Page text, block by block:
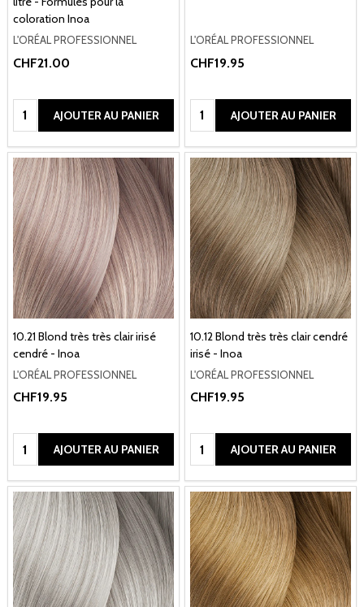
coloration Inoa
L'ORÉAL PROFESSIONNEL
CHF21.00
Quantité:AJOUTER AU PANIER
L'ORÉAL PROFESSIONNEL
CHF19.95
Quantité:AJOUTER AU PANIER
10.21 Blond très très clair irisé
cendré - Inoa
L'ORÉAL PROFESSIONNEL
CHF19.95
Quantité:AJOUTER AU PANIER
10.12 Blond très très clair cendré
irisé - Inoa
L'ORÉAL PROFESSIONNEL
CHF19.95
Quantité:AJOUTER AU PANIER